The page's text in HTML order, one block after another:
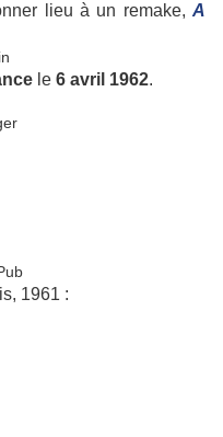
lieu à un remake, A
le 6 avril 1962.
1961 :